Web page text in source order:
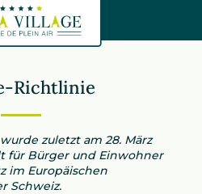
Richtlinie
zuletzt am 28. März
für Bürger und Einwohner
im Europäischen
Schweiz.